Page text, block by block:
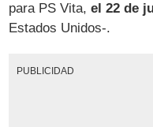
para PS Vita,el 22 de
Estados Unidos-.
PUBLICIDAD